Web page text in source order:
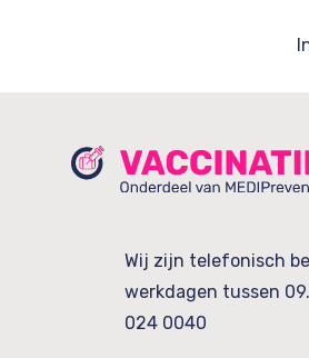
Wij zijn telefonisch
werkdagen tussen
024 0040